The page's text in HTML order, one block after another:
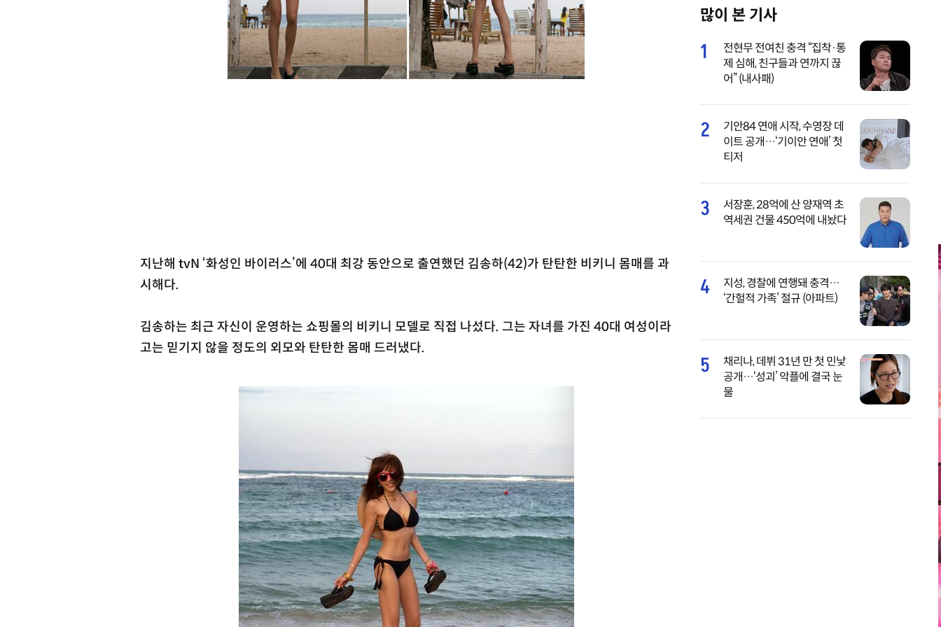
지난해 tvN ‘화성인 바이러스’에 40대 최강 동안으로 출연했던 김송하(42)가 탄탄한 비키니 몸매를 과
시해다.
김송하는 최근 자신이 운영하는 쇼핑몰의 비키니 모델로 직접 나섰다. 그는 자녀를 가진 40대 여성이라
고는 믿기지 않을 정도의 외모와 탄탄한 몸매 드러냈다.
많이 본 기사
1
전현무 전여친 충격 “집착·통
제 심해, 친구들과 연까지 끊
어” (내사패)
2
기안84 연애 시작, 수영장 데
이트 공개…‘기이안 연애’ 첫
티저
3
서장훈, 28억에 산 양재역 초
역세권 건물 450억에 내놨다
4
지성, 경찰에 연행돼 충격…
‘간헐적 가족’ 절규 (아파트)
5
채리나, 데뷔 31년 만 첫 민낯
공개…‘성괴’ 악플에 결국 눈
물